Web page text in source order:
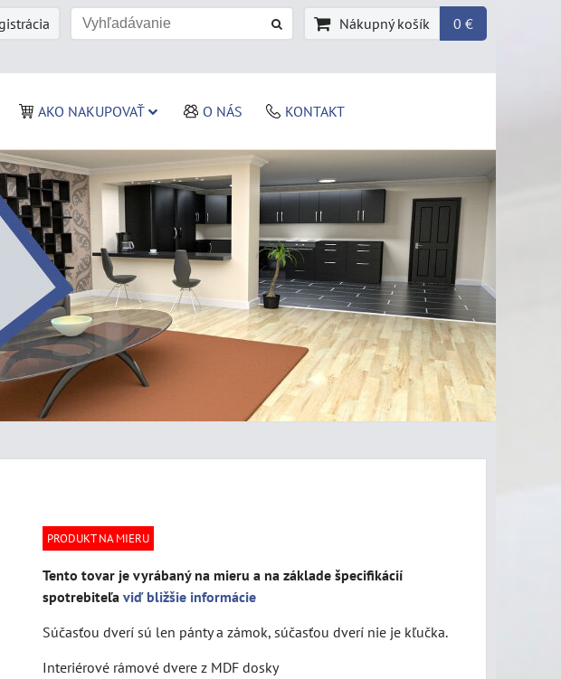
Nákupný košík 0 €
AKO NAKUPOVAŤ O NÁS KONTAKT
PRODUKT NA MIERU
Tento tovar je vyrábaný na mieru a na základe špecifikácií
spotrebiteľa viď bližšie informácie
Súčasťou dverí sú len pánty a zámok, súčasťou dverí nie je kľučka.
Interiérové rámové dvere z MDF dosky